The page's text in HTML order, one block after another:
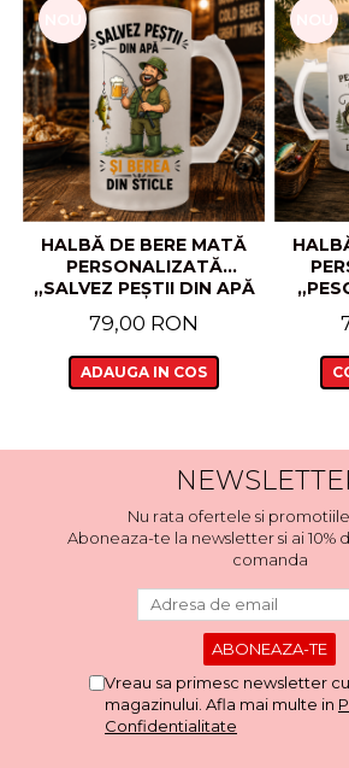
HALBĂ DE BERE MATĂ
PERSONALIZATĂ
„SALVEZ PEȘTII DIN APĂ
79,00 RON
ADAUGA IN COS
Nu rata ofertele si
Aboneaza-te la newsletter si ai 10%
comanda
Vreau sa primesc newsletter
magazinului. Afla mai multe in
Confidentialitate